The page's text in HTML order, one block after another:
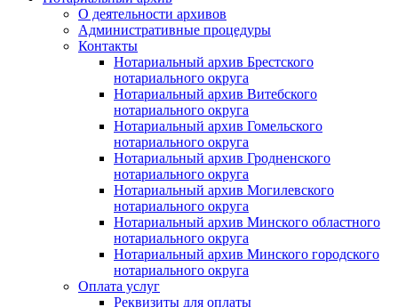
О деятельности архивов
Административные процедуры
Контакты
Нотариальный архив Брестского
нотариального округа
Нотариальный архив Витебского
нотариального округа
Нотариальный архив Гомельского
нотариального округа
Нотариальный архив Гродненского
нотариального округа
Нотариальный архив Могилевского
нотариального округа
Нотариальный архив Минского областного
нотариального округа
Нотариальный архив Минского городского
нотариального округа
Оплата услуг
Реквизиты для оплаты